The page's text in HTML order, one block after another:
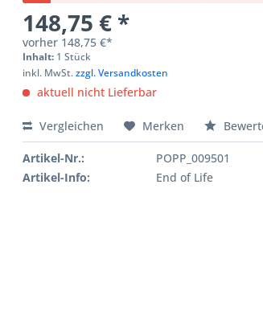
148,75 € *
vorher 148,75 €*
Inhalt: 1 Stück
inkl. MwSt.zzgl. Versandkosten
aktuell nicht Lieferbar
Vergleichen Merken
Artikel-Nr.:
POPP_009501
Artikel-Info:
End of Life